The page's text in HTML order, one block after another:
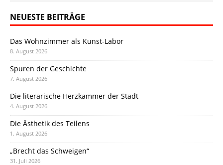
NEUESTE BEITRÄGE
Das Wohnzimmer als Kunst-Labor
8. August 2026
Spuren der Geschichte
7. August 2026
Die literarische Herzkammer der Stadt
4. August 2026
Die Ästhetik des Teilens
1. August 2026
„Brecht das Schweigen“
31. Juli 2026